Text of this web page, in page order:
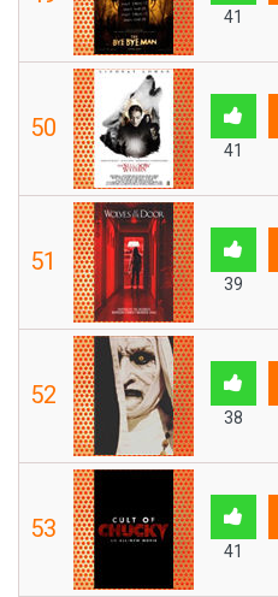
41
50
41
51
39
52
38
53
41